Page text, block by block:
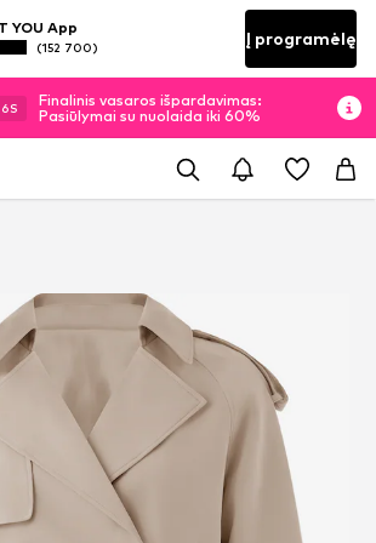
YOU App
(152 700) Į programėlę
S
Finalinis vasaros išpardavimas:
Pasiūlymai su nuolaida iki 60%